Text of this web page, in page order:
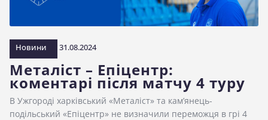
Новини 31.08.2024
Металіст – Епіцентр:
коментарі після матчу 4 туру
В Ужгороді харківський «Металіст» та кам’янець-
подільський «Епіцентр» не визначили переможця в грі 4